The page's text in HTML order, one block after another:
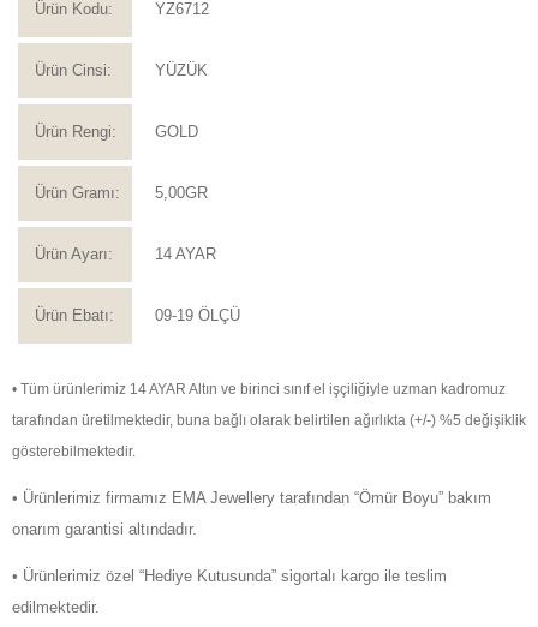
Ürün Kodu: YZ6712
Ürün Cinsi: YÜZÜK
Ürün Rengi: GOLD
Ürün Gramı: 5,00GR
Ürün Ayarı: 14 AYAR
Ürün Ebatı: 09-19 ÖLÇÜ
• Tüm ürünlerimiz 14 AYAR Altın ve birinci sınıf el işçiliğiyle uzman kadromuz
tarafından üretilmektedir, buna bağlı olarak belirtilen ağırlıkta (+/-) %5 değişiklik
gösterebilmektedir.
• Ürünlerimiz firmamız EMA Jewellery tarafından “Ömür Boyu” bakım
onarım garantisi altındadır.
• Ürünlerimiz özel “Hediye Kutusunda” sigortalı kargo ile teslim
edilmektedir.